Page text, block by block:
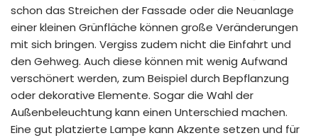
schon das Streichen der Fassade oder die Neuanlage
einer kleinen Grünfläche können große Veränderungen
mit sich bringen. Vergiss zudem nicht die Einfahrt und
den Gehweg. Auch diese können mit wenig Aufwand
verschönert werden, zum Beispiel durch Bepflanzung
oder dekorative Elemente. Sogar die Wahl der
Außenbeleuchtung kann einen Unterschied machen.
Eine gut platzierte Lampe kann Akzente setzen und für